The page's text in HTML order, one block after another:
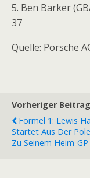
5. Ben Barker
37
Quelle: Porsche
Vorheriger Beitrag
Formel 1: Lewis
Startet Aus Der
Zu Seinem Heim-GP